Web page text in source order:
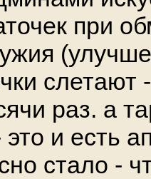
при
слетают
раз. а
и есть
стало -